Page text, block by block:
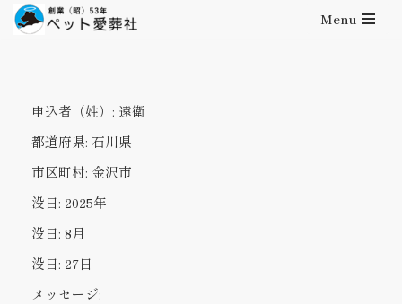
Menu
申込者（姓）: 遠衛
都道府県: 石川県
市区町村: 金沢市
没日: 2025年
没日: 8月
没日: 27日
メッセージ: